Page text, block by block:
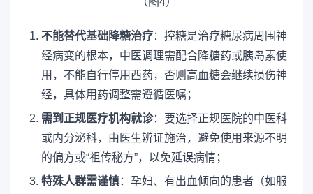
不能替代基础降糖治疗：控糖是治疗糖尿病周围神
经病变的根本，中医调理需配合降糖药或胰岛素使
用，不能自行停用西药，否则高血糖会继续损伤神
经，具体用药调整需遵循医嘱；
需到正规医疗机构就诊：要选择正规医院的中医科
或内分泌科，由医生辨证施治，避免使用来源不明
的偏方或“祖传秘方”，以免延误病情；
特殊人群需谨慎：孕妇、有出血倾向的患者（如服